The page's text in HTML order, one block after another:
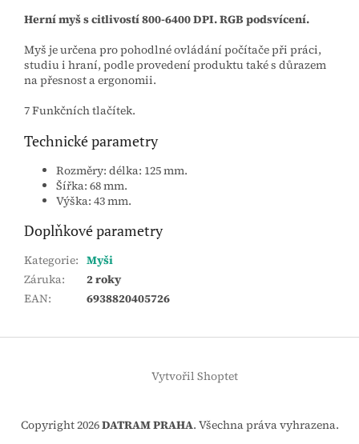
Herní myš s citlivostí 800-6400 DPI. RGB podsvícení.
Myš je určena pro pohodlné ovládání počítače při práci,
studiu i hraní, podle provedení produktu také s důrazem
na přesnost a ergonomii.
7 Funkčních tlačítek.
Technické parametry
Rozměry: délka: 125 mm.
Šířka: 68 mm.
Výška: 43 mm.
Doplňkové parametry
Kategorie: Myši
Záruka:
2 roky
EAN: 6938820405726
Z
Vytvořil Shoptet
Copyright 2026DATRAM PRAHA. Všechna práva vyhrazena.